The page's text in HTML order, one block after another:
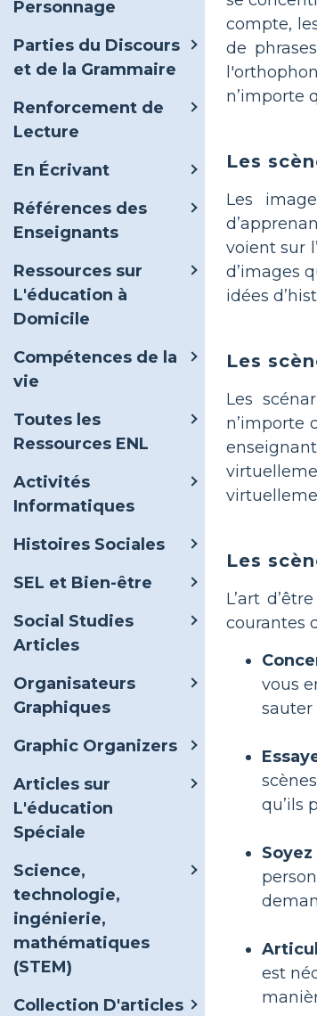
Personnage
Parties du Discours
et de la Grammaire
Renforcement de
Lecture
En Écrivant
Références des
Enseignants
Ressources sur
L'éducation à
Domicile
Compétences de la
vie
Toutes les
Ressources ENL
Activités
Informatiques
Histoires Sociales
SEL et Bien-être
Social Studies
Articles
Organisateurs
Graphiques
Graphic Organizers
Articles sur
L'éducation
Spéciale
Science,
technologie,
ingénierie,
mathématiques
(STEM)
Collection D'articles
compte,
de
n’importe
Les
Les
voient sur
d’images
idées
Les
Les
n’importe
Les
L’art
courantes
vous
sauter
qu’ils
est